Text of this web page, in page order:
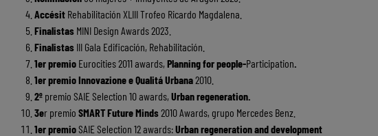
Accésit Rehabilitación XLIII Trofeo Ricardo Magdalena.
Finalistas MINI Design Awards 2023.
Finalistas III Gala Edificación, Rehabilitación.
1er premio Eurocities 2011 awards, Planning for people-Participation
1er premioInnovazione e Qualitá Urbana2010.
2º premio SAIE Selection 10 awards, Urban regeneration
3er premio SMART Future Minds2010 Awards, grupo Mercedes Benz.
1er premioSAIE Selection 12 awards:Urban regeneration and development